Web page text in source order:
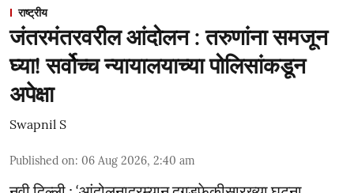
राष्ट्रीय
जंतरमंतरवरील आंदोलन : तरुणांना समजून
घ्या! सर्वोच्च न्यायालयाच्या पोलिसांकडून
अपेक्षा
Swapnil S
Published on: 06 Aug 2026, 2:40 am